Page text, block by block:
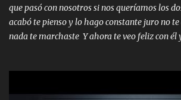
tengo de mi mente no se va, en mi corazón
tu papá, a veces me pongo triste porque no
que tu me escuchas porque tu eres mi gran
que pasó con nosotros si nos queríamos los
acabó te pienso y lo hago constante juro no
nada te marchaste Y ahora te veo feliz con él
pero eso ya no va a pasar me perderé en la